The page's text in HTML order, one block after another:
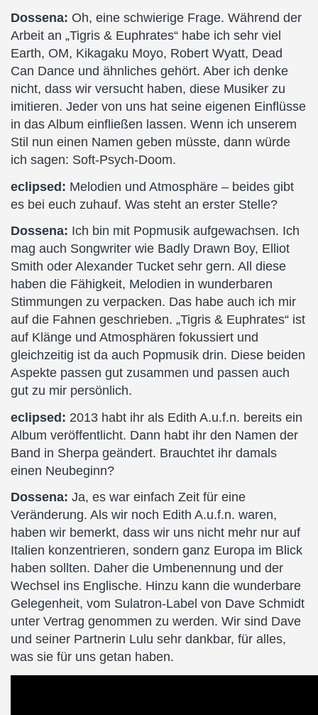
Dossena: Oh, eine schwierige Frage. Während der
Arbeit an „Tigris & Euphrates“ habe ich sehr viel
Earth, OM, Kikagaku Moyo, Robert Wyatt, Dead
Can Dance und ähnliches gehört. Aber ich denke
nicht, dass wir versucht haben, diese Musiker zu
imitieren. Jeder von uns hat seine eigenen Einflüsse
in das Album einfließen lassen. Wenn ich unserem
Stil nun einen Namen geben müsste, dann würde
ich sagen: Soft-Psych-Doom.
eclipsed: Melodien und Atmosphäre – beides gibt
es bei euch zuhauf. Was steht an erster Stelle?
Dossena: Ich bin mit Popmusik aufgewachsen. Ich
mag auch Songwriter wie Badly Drawn Boy, Elliot
Smith oder Alexander Tucket sehr gern. All diese
haben die Fähigkeit, Melodien in wunderbaren
Stimmungen zu verpacken. Das habe auch ich mir
auf die Fahnen geschrieben. „Tigris & Euphrates“ ist
auf Klänge und Atmosphären fokussiert und
gleichzeitig ist da auch Popmusik drin. Diese beiden
Aspekte passen gut zusammen und passen auch
gut zu mir persönlich.
eclipsed: 2013 habt ihr als Edith A.u.f.n. bereits ein
Album veröffentlicht. Dann habt ihr den Namen der
Band in Sherpa geändert. Brauchtet ihr damals
einen Neubeginn?
Dossena: Ja, es war einfach Zeit für eine
Veränderung. Als wir noch Edith A.u.f.n. waren,
haben wir bemerkt, dass wir uns nicht mehr nur auf
Italien konzentrieren, sondern ganz Europa im Blick
haben sollten. Daher die Umbenennung und der
Wechsel ins Englische. Hinzu kann die wunderbare
Gelegenheit, vom Sulatron-Label von Dave Schmidt
unter Vertrag genommen zu werden. Wir sind Dave
und seiner Partnerin Lulu sehr dankbar, für alles,
was sie für uns getan haben.